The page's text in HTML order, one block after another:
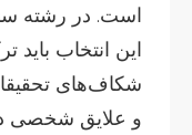
است. در رشته
این انتخاب باید
شکاف‌های
و علایق شخصی